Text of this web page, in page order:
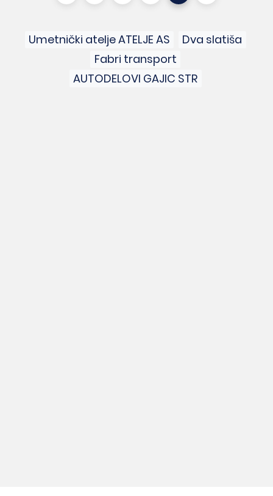
Umetnički atelje ATELJE AS
Dva slatiša
Fabri transport
AUTODELOVI GAJIC STR